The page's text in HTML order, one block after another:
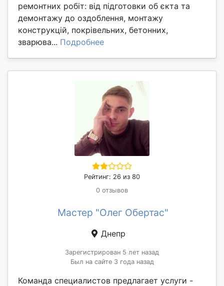
ремонтних робіт: від підготовки об єкта та
демонтажу до оздоблення, монтажу
конструкцій, покрівельних, бетонних,
зварюва... Подробнее
Рейтинг: 26 из 80
0 отзывов
Мастер "Олег Обертас"
Днепр
Зарегистрирован 5 лет назад
Был на сайте 3 года назад
Команда специалистов предлагает услуги -